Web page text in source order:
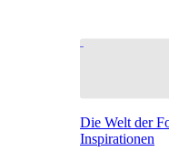
Die Welt der
Inspirationen